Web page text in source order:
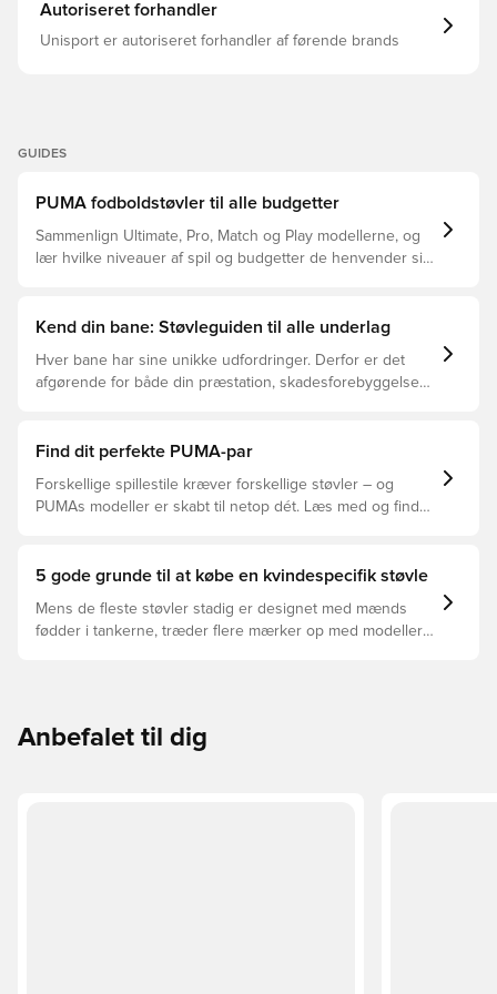
Autoriseret forhandler
Unisport er autoriseret forhandler af førende brands
GUIDES
PUMA fodboldstøvler til alle budgetter
Sammenlign Ultimate, Pro, Match og Play modellerne, og
lær hvilke niveauer af spil og budgetter de henvender sig
Kend din bane: Støvleguiden til alle underlag
Hver bane har sine unikke udfordringer. Derfor er det
afgørende for både din præstation, skadesforebyggelse
støvler der er det bedste valg til de forskellige typer
Find dit perfekte PUMA-par
Forskellige spillestile kræver forskellige støvler – og
PUMAs modeller er skabt til netop dét. Læs med og find
5 gode grunde til at købe en kvindespecifik støvle
Mens de fleste støvler stadig er designet med mænds
fødder i tankerne, træder flere mærker op med modeller
Anbefalet til dig